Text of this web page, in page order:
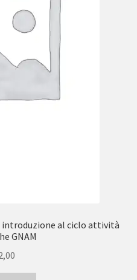
introduzione al ciclo attività
GNAM